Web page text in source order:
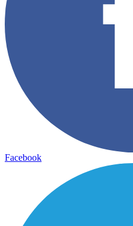
Facebook